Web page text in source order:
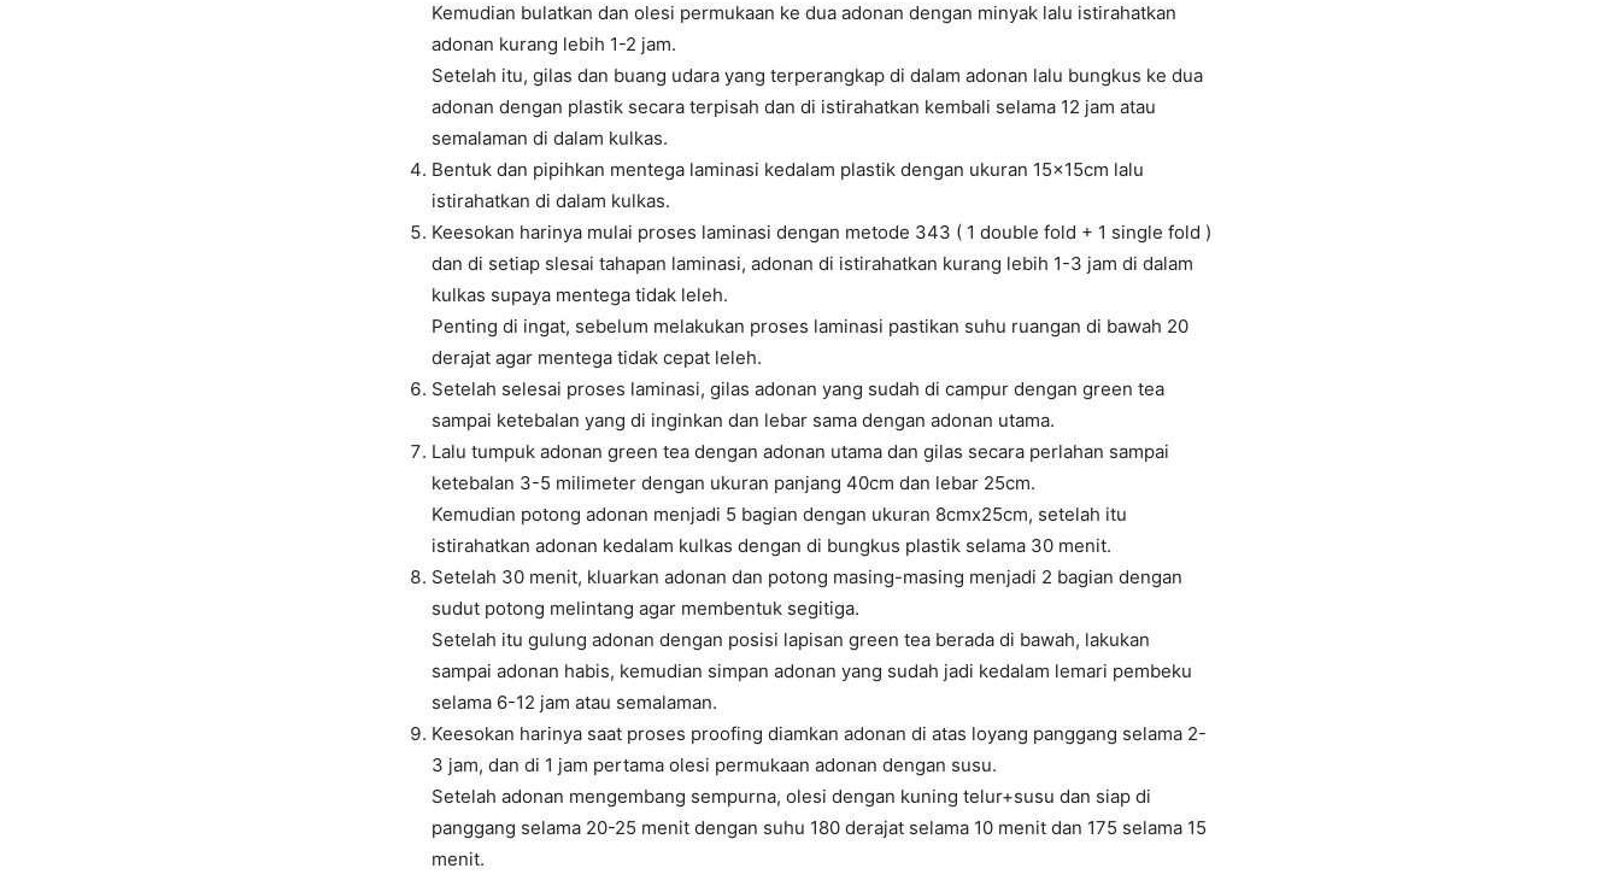
Kemudian bulatkan dan olesi permukaan ke dua adonan dengan minyak lalu istirahatkan
adonan kurang lebih 1-2 jam.
Setelah itu, gilas dan buang udara yang terperangkap di dalam adonan lalu bungkus ke dua
adonan dengan plastik secara terpisah dan di istirahatkan kembali selama 12 jam atau
semalaman di dalam kulkas.
Bentuk dan pipihkan mentega laminasi kedalam plastik dengan ukuran 15x15cm lalu
istirahatkan di dalam kulkas.
Keesokan harinya mulai proses laminasi dengan metode 343 ( 1 double fold + 1 single fold )
dan di setiap slesai tahapan laminasi, adonan di istirahatkan kurang lebih 1-3 jam di dalam
kulkas supaya mentega tidak leleh.
Penting di ingat, sebelum melakukan proses laminasi pastikan suhu ruangan di bawah 20
derajat agar mentega tidak cepat leleh.
Setelah selesai proses laminasi, gilas adonan yang sudah di campur dengan green tea
sampai ketebalan yang di inginkan dan lebar sama dengan adonan utama.
Lalu tumpuk adonan green tea dengan adonan utama dan gilas secara perlahan sampai
ketebalan 3-5 milimeter dengan ukuran panjang 40cm dan lebar 25cm.
Kemudian potong adonan menjadi 5 bagian dengan ukuran 8cmx25cm, setelah itu
istirahatkan adonan kedalam kulkas dengan di bungkus plastik selama 30 menit.
Setelah 30 menit, kluarkan adonan dan potong masing-masing menjadi 2 bagian dengan
sudut potong melintang agar membentuk segitiga.
Setelah itu gulung adonan dengan posisi lapisan green tea berada di bawah, lakukan
sampai adonan habis, kemudian simpan adonan yang sudah jadi kedalam lemari pembeku
selama 6-12 jam atau semalaman.
Keesokan harinya saat proses proofing diamkan adonan di atas loyang panggang selama 2-
3 jam, dan di 1 jam pertama olesi permukaan adonan dengan susu.
Setelah adonan mengembang sempurna, olesi dengan kuning telur+susu dan siap di
panggang selama 20-25 menit dengan suhu 180 derajat selama 10 menit dan 175 selama 15
menit.